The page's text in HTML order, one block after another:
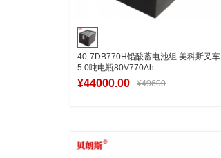
40-7DB770H铅酸蓄电池组 美科斯叉车
5.0吨电瓶80V770Ah
¥44000.00 ¥49600